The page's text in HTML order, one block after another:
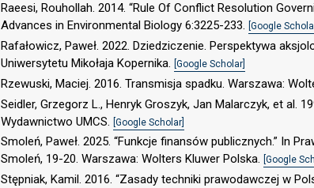
Raeesi, Rouhollah. 2014. “Rule Of Conflict Resolution
Advances in Environmental Biology 6:3225-233. [Google
Rafałowicz, Paweł. 2022. Dziedziczenie. Perspektywa
Uniwersytetu Mikołaja Kopernika. [Google Scholar]
Rzewuski, Maciej. 2016. Transmisja spadku. Warszawa:
Seidler, Grzegorz L., Henryk Groszyk, Jan Malarczyk, et al.
Wydawnictwo UMCS. [Google Scholar]
Smoleń, Paweł. 2025. “Funkcje finansów publicznych.” In
Smoleń, 19-20. Warszawa: Wolters Kluwer Polska. [Google
Stępniak, Kamil. 2016. “Zasady techniki prawodawczej w